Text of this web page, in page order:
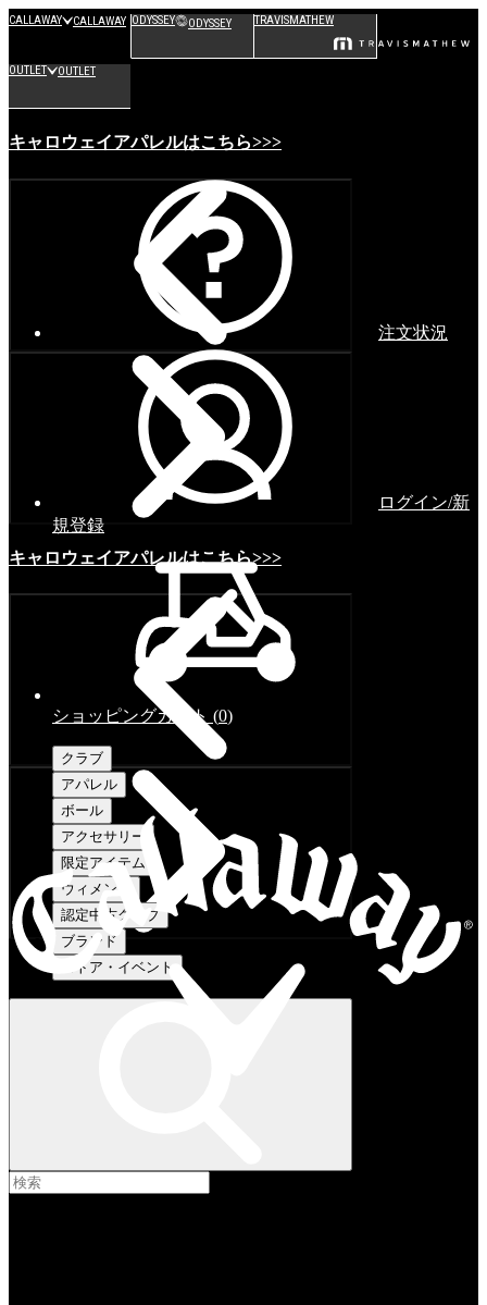
CALLAWAY CALLAWAY ODYSSEY ODYSSEY TRAVISMATHEW
OUTLET OUTLET
キャロウェイアパレルはこちら>>>
キャロウェイアパレルはこちら>>>
注文状況
ログイン/新
規登録
ショッピングカート (0)
クラブ
アパレル
ボール
アクセサリー
限定アイテム
ウィメンズ
認定中古クラブ
ブランド
ストア・イベント